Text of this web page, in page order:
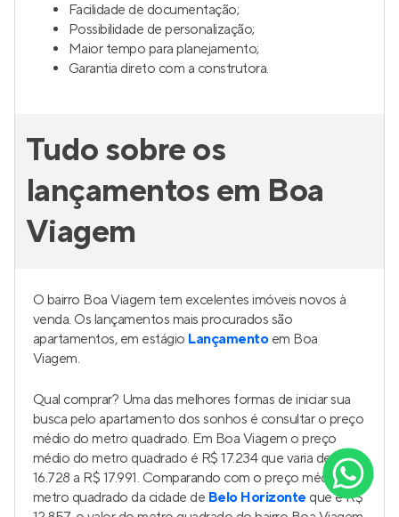
Facilidade de documentação;
Possibilidade de personalização;
Maior tempo para planejamento;
Garantia direto com a construtora.
Tudo sobre os
lançamentos em Boa
Viagem
O bairro Boa Viagem tem excelentes imóveis novos à
venda. Os lançamentos mais procurados são
apartamentos, em estágio Lançamentoem Boa
Viagem.
Qual comprar? Uma das melhores formas de iniciar sua
busca pelo apartamento dos sonhos é consultar o preço
médio do metro quadrado. Em Boa Viagem o preço
médio do metro quadrado é R$ 17.234 que varia de R$
16.728 a R$ 17.991. Comparando com o preço médio do
metro quadrado da cidade de Belo Horizonte que é R$